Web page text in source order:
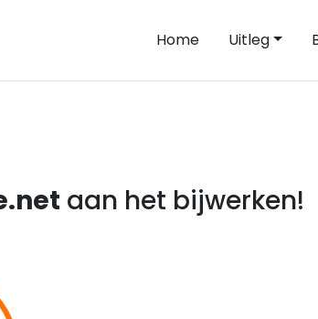
Home Uitleg
aan het bijwerken!